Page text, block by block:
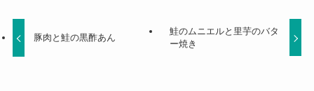
豚肉と鮭の黒酢あん
鮭のムニエルと里芋のバタ
ー焼き